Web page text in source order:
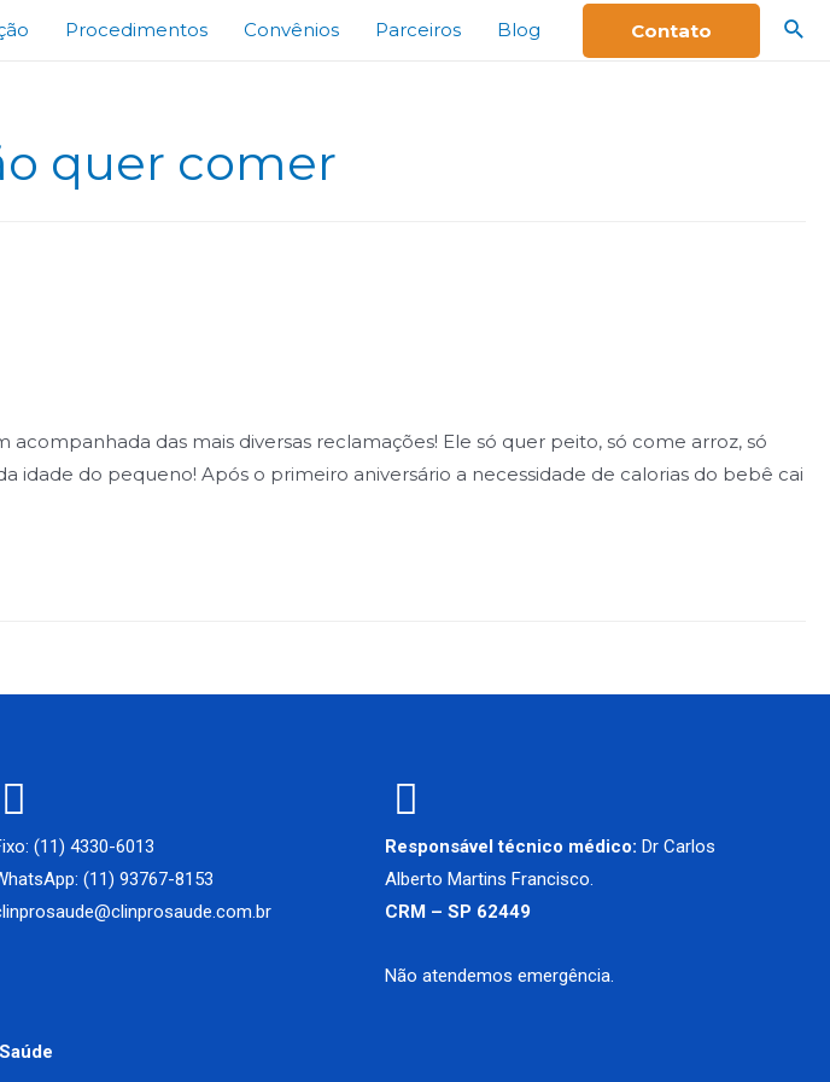
Procedimentos Convênios Parceiros Blog Contato
quer comer
das mais diversas reclamações! Ele só quer peito, só come arroz, só
idade do pequeno! Após o primeiro aniversário a necessidade de calorias do bebê cai
(11) 4330-6013
(11) 93767-8153
Responsável técnico médico: Dr Carlos
Alberto Martins Francisco.
CRM – SP 62449
Não atendemos emergência.